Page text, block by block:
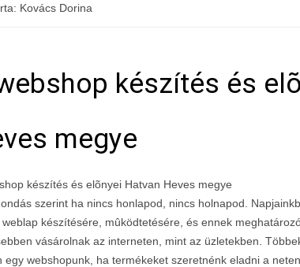
Kovács Dorina
készítés és
megye
készítés és elõnyei Hatvan Heves megye
szerint ha nincs honlapod, nincs holnapod.
készítésére, mûködtetésére, és ennek
vásárolnak az interneten, mint az üzletekben.
egy webshopunk, ha termékeket szeretnénk eladni a